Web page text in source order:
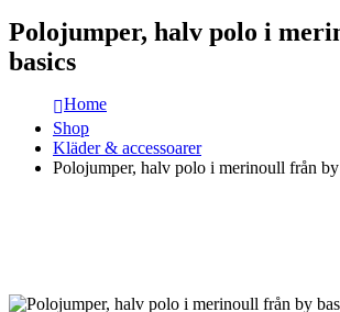
Polojumper, halv polo i
basics
Home
Shop
Kläder & accessoarer
Polojumper, halv polo i merinoull från by